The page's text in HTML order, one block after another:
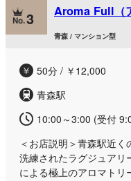
いたします。ご宿泊中や
の安らぎ空間をそのま
く、女性のお客様のご
同、皆様からのご依頼を
3 Aroma Full（
青森 / マンション型
50分 / ￥12,000
青森駅
10:00～3:00 (受付
＜お店説明＞青森駅近く
洗練されたラグジュアリ
による極上のアロマト